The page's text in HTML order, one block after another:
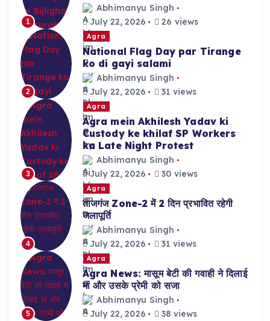
1
Abhimanyu Singh
July 22, 2026
26 views
2
Agra
National Flag Day par Tirange
ko di gayi salami
Abhimanyu Singh
July 22, 2026
31 views
3
Agra
Agra mein Akhilesh Yadav ki
Custody ke khilaf SP Workers
ka Late Night Protest
Abhimanyu Singh
July 22, 2026
30 views
4
Agra
ताजगंज Zone-2 में 2 दिन प्रभावित रहेगी
जलापूर्ति
Abhimanyu Singh
July 22, 2026
31 views
5
Agra
Agra News: मासूम बेटी की गवाही ने दिलाई
मां और उसके प्रेमी को सजा
Abhimanyu Singh
July 22, 2026
38 views